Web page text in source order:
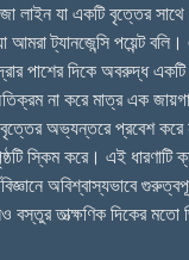
লাইন যা একটি বৃত্তের
আমরা ট্যানজেন্সি পয়েন্ট বলি।
পাশের দিকে অবরুদ্ধ একটি
না করে মাত্র এক
অভ্যন্তরে প্রবেশ করে
স্কিম করে। এই
অবিশ্বাস্যভাবে
তাত্ক্ষণিক দিকের মতো